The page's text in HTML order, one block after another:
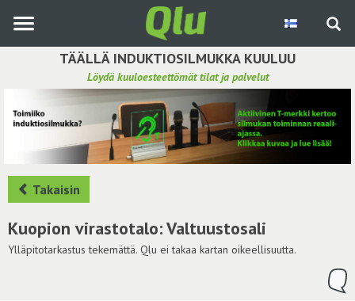
pääsisältöön
TÄÄLLÄ INDUKTIOSILMUKKA KUULUU
Löydä kuuloesteettömät tilat ja palvelut
Etsi induktiosilmukka
Tee ehdotus ja vaikuta kuulemiskokemukseen
Hae ehdotuksia
Käyttöohje
Yhteydenottopyyntö
Takaisin
Kuopion virastotalo: Valtuustosali
Ylläpitotarkastus tekemättä. Qlu ei takaa kartan oikeellisuutta.